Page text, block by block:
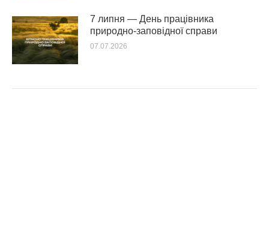
7 липня — День працівника
природно-заповідної справи
07.07.2026